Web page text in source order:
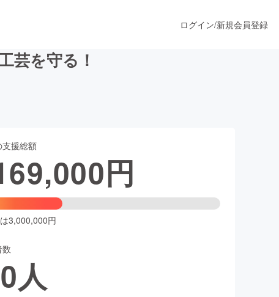
ファッション
ログイン/新規会員登録
芸を守る！
援総額
円
3,000,000円
人